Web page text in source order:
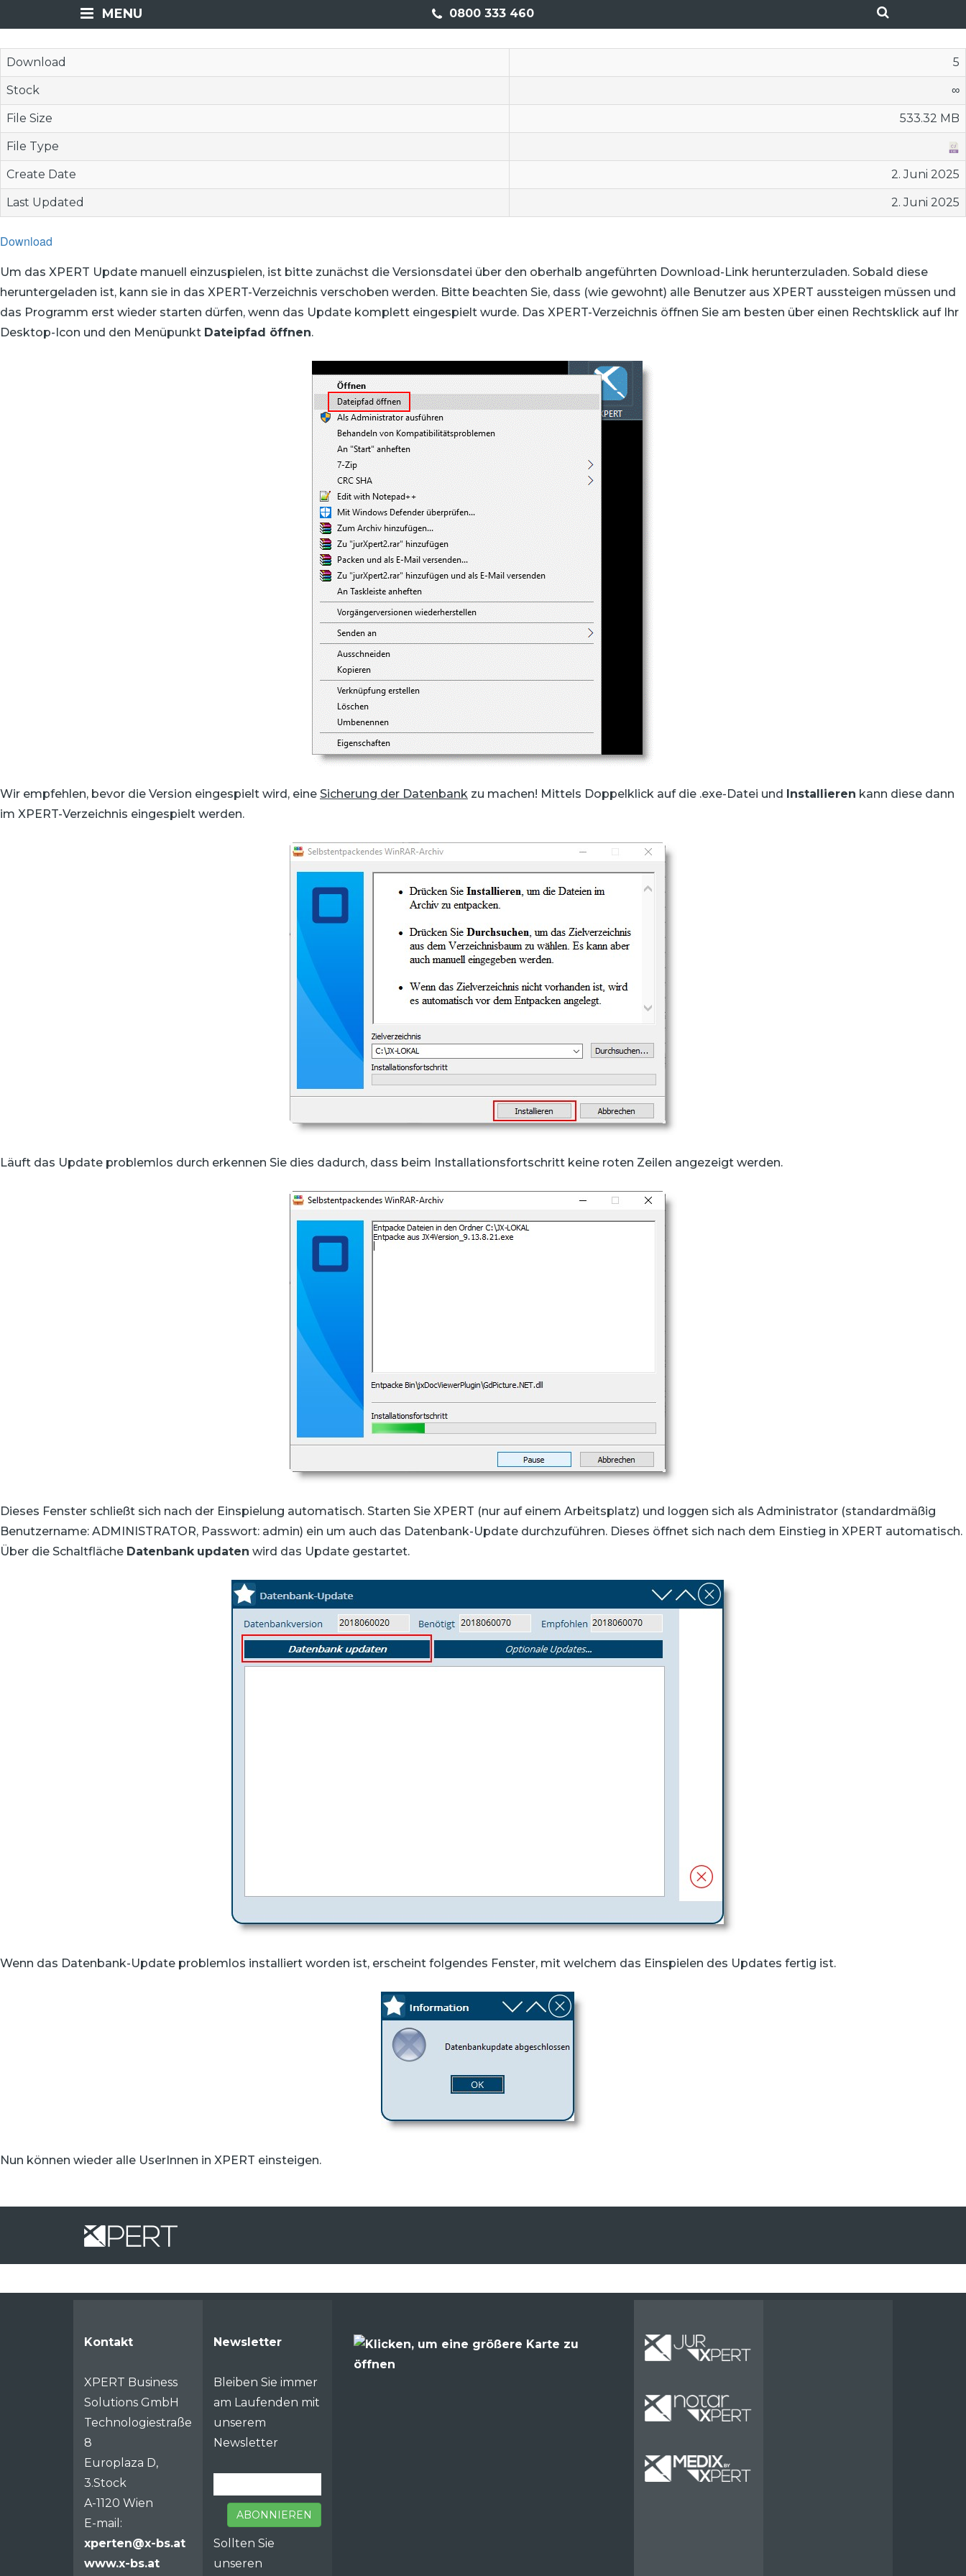
0800 333 460
MENU
Download 5
Stock ∞
File Size 533.32 MB
File Type
Create Date 2. Juni 2025
Last Updated 2. Juni 2025
Download
Um das XPERT Update manuell einzuspielen, ist bitte zunächst die Versionsdatei über den oberhalb angeführten Download-Link herunterzuladen. Sobald diese
heruntergeladen ist, kann sie in das XPERT-Verzeichnis verschoben werden. Bitte beachten Sie, dass (wie gewohnt) alle Benutzer aus XPERT aussteigen müssen und
das Programm erst wieder starten dürfen, wenn das Update komplett eingespielt wurde. Das XPERT-Verzeichnis öffnen Sie am besten über einen Rechtsklick auf Ihr
Desktop-Icon und den Menüpunkt Dateipfad öffnen.
Wir empfehlen, bevor die Version eingespielt wird, eine Sicherung der Datenbank zu machen! Mittels Doppelklick auf die .exe-Datei und Installieren kann diese dann
im XPERT-Verzeichnis eingespielt werden.
Läuft das Update problemlos durch erkennen Sie dies dadurch, dass beim Installationsfortschritt keine roten Zeilen angezeigt werden.
Dieses Fenster schließt sich nach der Einspielung automatisch. Starten Sie XPERT (nur auf einem Arbeitsplatz) und loggen sich als Administrator (standardmäßig
Benutzername: ADMINISTRATOR, Passwort: admin) ein um auch das Datenbank-Update durchzuführen. Dieses öffnet sich nach dem Einstieg in XPERT automatisch.
Über die Schaltfläche Datenbank updaten wird das Update gestartet.
Wenn das Datenbank-Update problemlos installiert worden ist, erscheint folgendes Fenster, mit welchem das Einspielen des Updates fertig ist.
Nun können wieder alle UserInnen in XPERT einsteigen.
Kontakt
XPERT Business
Solutions GmbH
Technologiestraße
8
Europlaza D,
3.Stock
A-1120 Wien
E-mail:
xperten@x-bs.at
www.x-bs.at
Newsletter
Bleiben Sie immer
am Laufenden mit
unserem
Newsletter
ABONNIEREN
Sollten Sie
unseren
Miete
Miete
Miete